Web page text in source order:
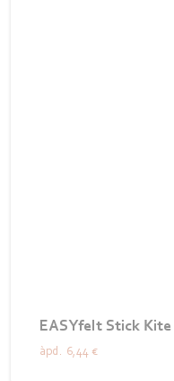
EASYfelt Stick Kite
àpd. 6,44 €